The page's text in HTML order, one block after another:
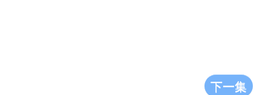
下一集